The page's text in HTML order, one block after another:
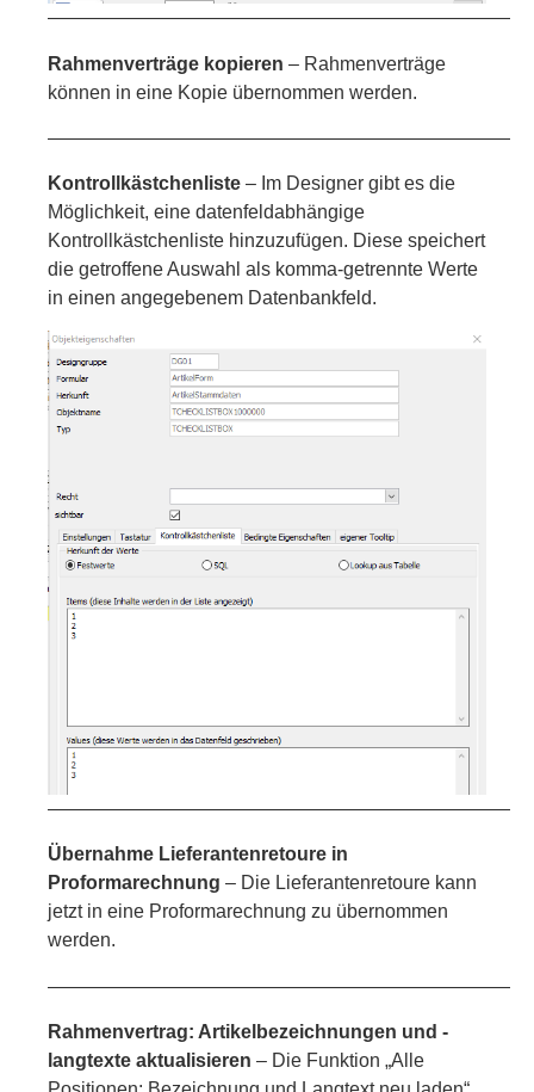
Rahmenverträge kopieren – Rahmenverträge
können in eine Kopie übernommen werden.
Kontrollkästchenliste – Im Designer gibt es die
Möglichkeit, eine datenfeldabhängige
Kontrollkästchenliste hinzuzufügen. Diese speichert
die getroffene Auswahl als komma-getrennte Werte
in einen angegebenem Datenbankfeld.
Übernahme Lieferantenretoure in
Proformarechnung – Die Lieferantenretoure kann
jetzt in eine Proformarechnung zu übernommen
werden.
Rahmenvertrag: Artikelbezeichnungen und -
langtexte aktualisieren – Die Funktion „Alle